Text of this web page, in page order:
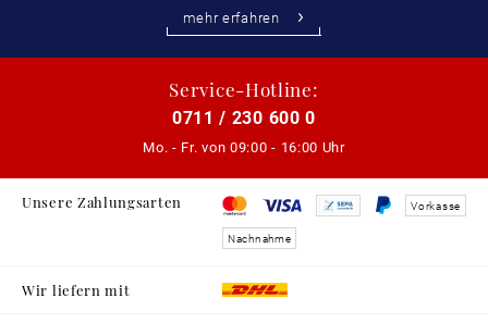
mehr erfahren
Service-Hotline:
0711 / 230 600 0
Mo. - Fr. von 09:00 - 16:00 Uhr
Unsere Zahlungsarten Vorkasse
Nachnahme
Wir liefern mit